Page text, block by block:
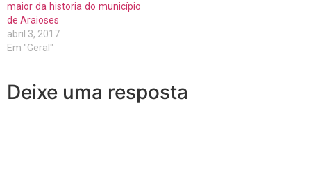
maior da historia do município
de Araioses
abril 3, 2017
Em "Geral"
Deixe uma resposta